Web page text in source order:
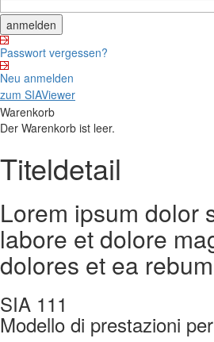
Passwort vergessen?
Neu anmelden
zum SIAViewer
Warenkorb
Der Warenkorb ist leer.
Titeldetail
Lorem ipsum dolor
labore et dolore
dolores et ea
SIA 111
Modello di prestazioni